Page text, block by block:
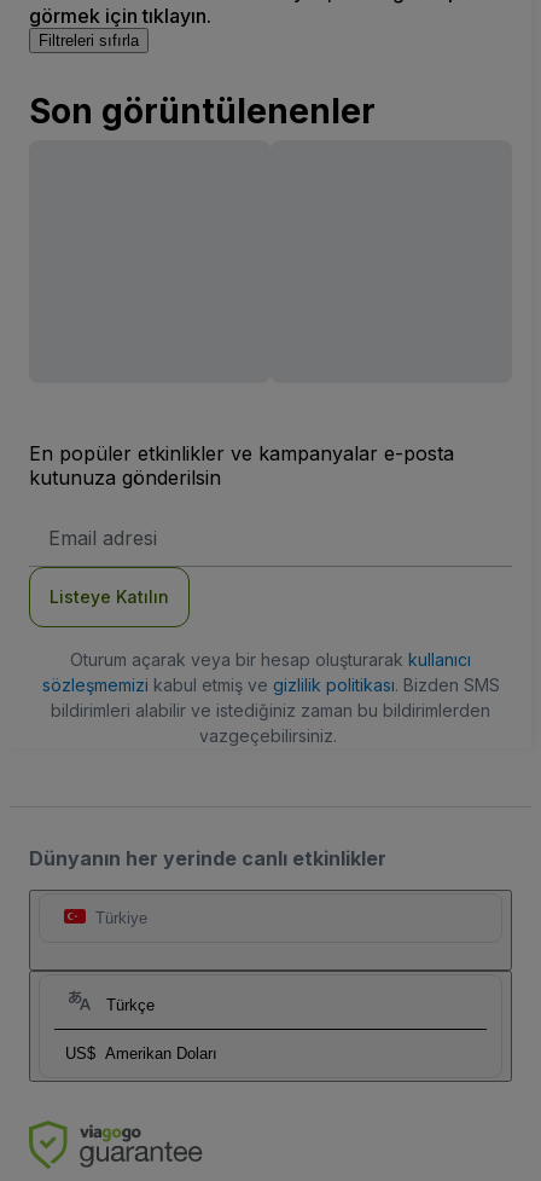
görmek için tıklayın.
Filtreleri sıfırla
Son görüntülenenler
En popüler etkinlikler ve kampanyalar e-posta
kutunuza gönderilsin
posta
Listeye Katılın
Oturum açarak veya bir hesap oluşturarak kullanıcı
sözleşmemizi kabul etmiş ve gizlilik politikası. Bizden SMS
bildirimleri alabilir ve istediğiniz zaman bu bildirimlerden
vazgeçebilirsiniz.
Dünyanın her yerinde canlı etkinlikler
Türkiye
Türkçe
US$ Amerikan Doları